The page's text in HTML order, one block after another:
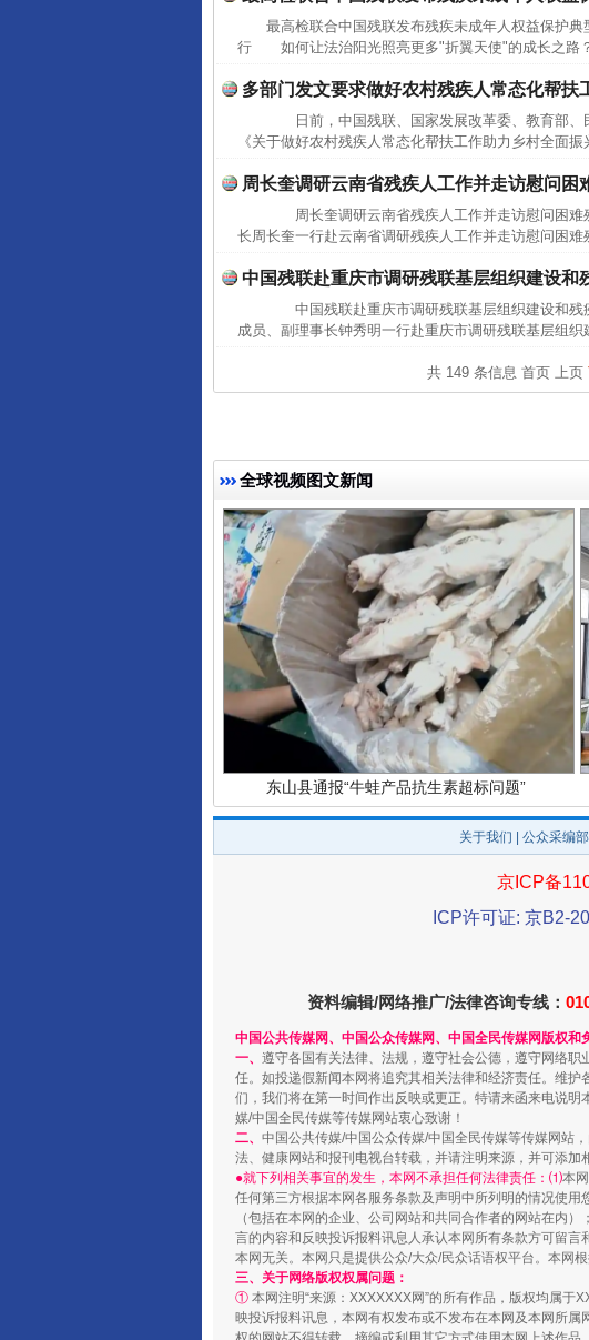
最高检联合中国残联发布残疾未成年人权益保护
行 如何让法治阳光照亮更多"折翼天使"的成长之路
多部门发文要求做好农村残疾人常态化帮扶
日前，中国残联、国家发展改革委、教育部、
《关于做好农村残疾人常态化帮扶工作助力乡村全面
周长奎调研云南省残疾人工作并走访慰问困
周长奎调研云南省残疾人工作并走访慰问困
长周长奎一行赴云南省调研残疾人工作并走访慰问
中国残联赴重庆市调研残联基层组织建设和
中国残联赴重庆市调研残联基层组织建设和
成员、副理事长钟秀明一行赴重庆市调研残联基层组
共 149 条信息 首页 上页
全球视频图文新闻
完善运行机制助力责任有效落实
东山县通报“牛蛙产品抗生素超标问题”
千年窑火 生生不息
关于我们 公众采编部
京ICP备
ICP许可证: 京B2-
资料编辑/网络推广/法律咨询专线：
中国公共传媒网、中国公众传媒网、中国全民传媒网版权和
一、 遵守各国有关法律、法规，遵守社会公德，遵守网络
任。如投递假新闻本网将追究其相关法律和经济责任。维
们，我们将在第一时间作出反映或更正。特请来函来电说
媒/中国全民传媒等传媒网站衷心致谢！
二、 中国公共传媒/中国公众传媒/中国全民传媒等传媒网站
法、健康网站和报刊电视台转载，并请注明来源，并可添加
●就下列相关事宜的发生，本网不承担任何法律责任：⑴本
任何第三方根据本网各服务条款及声明中所列明的情况使用
（包括在本网的企业、公司网站和共同合作者的网站在内）；
言的内容和反映投诉报料讯息人承认本网所有条款方可留
本网无关。本网只是提供公众/大众/民众话语权平台。本网
三、关于网络版权权属问题：
① 本网注明“来源：XXXXXXX网”的所有作品，版权均属
映投诉报料讯息，本网有权发布或不发布在本网及本网所